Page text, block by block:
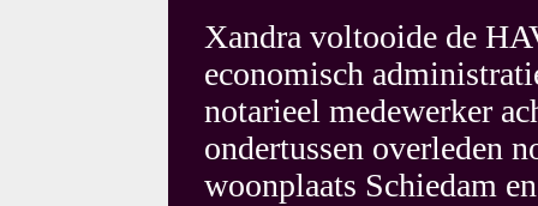
Xandra voltooide de
economisch
notarieel medewerker
ondertussen overleden
woonplaats Schiedam